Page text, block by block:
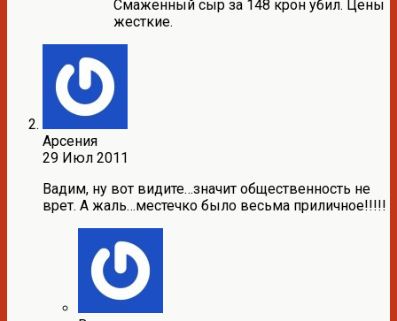
Смаженный сыр за 148 крон убил. Цены
жесткие.
Арсения
29 Июл 2011
Вадим, ну вот видите…значит общественность не
врет. А жаль…местечко было весьма приличное!!!!!